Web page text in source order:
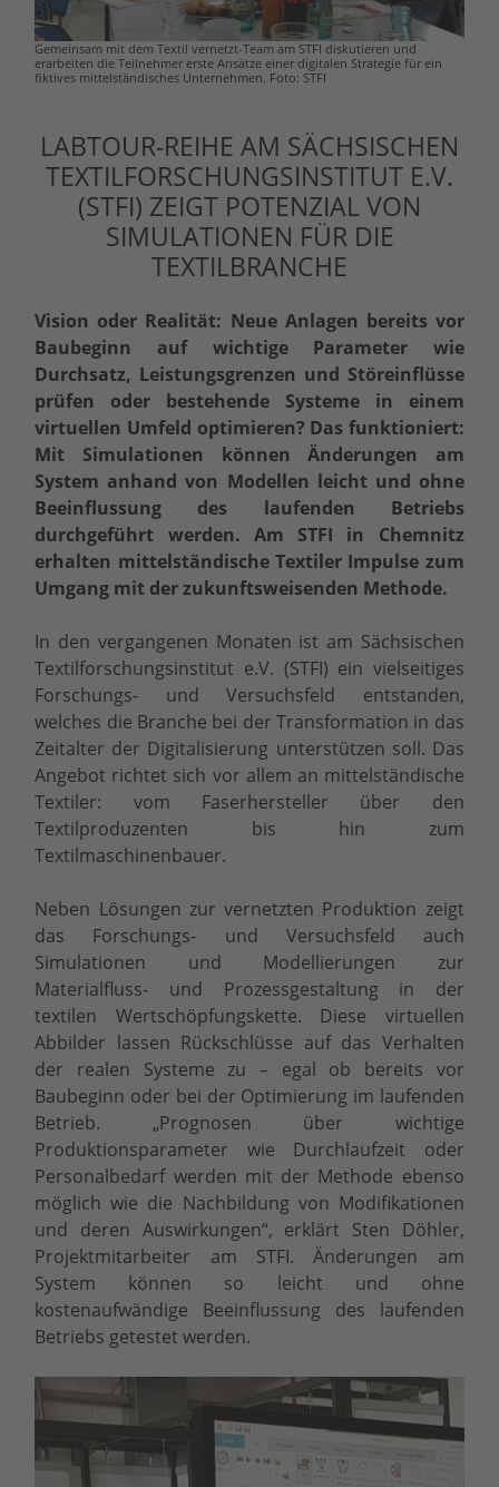
Gemeinsam mit dem Textil vernetzt-Team am STFI diskutieren und
erarbeiten die Teilnehmer erste Ansätze einer digitalen Strategie für ein
fiktives mittelständisches Unternehmen. Foto: STFI
LABTOUR-REIHE AM SÄCHSISCHEN
TEXTILFORSCHUNGSINSTITUT E.V.
(STFI) ZEIGT POTENZIAL VON
SIMULATIONEN FÜR DIE
TEXTILBRANCHE
Vision oder Realität: Neue Anlagen bereits vor
Baubeginn auf wichtige Parameter wie
Durchsatz, Leistungsgrenzen und Störeinflüsse
prüfen oder bestehende Systeme in einem
virtuellen Umfeld optimieren? Das funktioniert:
Mit Simulationen können Änderungen am
System anhand von Modellen leicht und ohne
Beeinflussung des laufenden Betriebs
durchgeführt werden. Am STFI in Chemnitz
erhalten mittelständische Textiler Impulse zum
Umgang mit der zukunftsweisenden Methode.
In den vergangenen Monaten ist am Sächsischen
Textilforschungsinstitut e.V. (STFI) ein vielseitiges
Forschungs- und Versuchsfeld entstanden,
welches die Branche bei der Transformation in das
Zeitalter der Digitalisierung unterstützen soll. Das
Angebot richtet sich vor allem an mittelständische
Textiler: vom Faserhersteller über den
Textilproduzenten bis hin zum
Textilmaschinenbauer.
Neben Lösungen zur vernetzten Produktion zeigt
das Forschungs- und Versuchsfeld auch
Simulationen und Modellierungen zur
Materialfluss- und Prozessgestaltung in der
textilen Wertschöpfungskette. Diese virtuellen
Abbilder lassen Rückschlüsse auf das Verhalten
der realen Systeme zu – egal ob bereits vor
Baubeginn oder bei der Optimierung im laufenden
Betrieb. „Prognosen über wichtige
Produktionsparameter wie Durchlaufzeit oder
Personalbedarf werden mit der Methode ebenso
möglich wie die Nachbildung von Modifikationen
und deren Auswirkungen“, erklärt Sten Döhler,
Projektmitarbeiter am STFI. Änderungen am
System können so leicht und ohne
kostenaufwändige Beeinflussung des laufenden
Betriebs getestet werden.